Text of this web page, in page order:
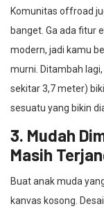
Komunitas offroad
banget. Ga ada fitur
modern, jadi kamu
murni. Ditambah
sekitar 3,7 meter)
sesuatu yang bikin
3. Mudah
Masih
Buat anak muda
kanvas kosong.